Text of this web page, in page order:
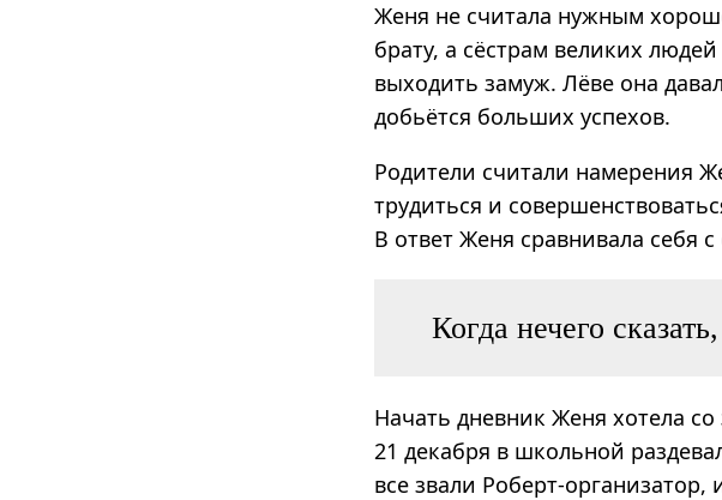
Женя не считала нужным
брату, а сёстрам великих
выходить замуж. Лёве она
добьётся больших успехов.
Родители считали намерения
трудиться и
В ответ Женя сравнивала себя
Когда нечего
Начать дневник Женя хотела
21 декабря в школьной
все звали Роберт-